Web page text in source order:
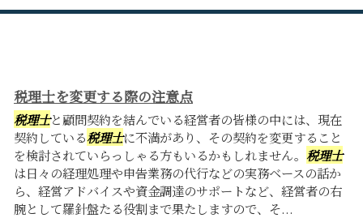
税理士を変更する際の注意点
税理士と顧問契約を結んでいる経営者の皆様の中には、現在
契約している税理士に不満があり、その契約を変更すること
を検討されていらっしゃる方もいるかもしれません。 税理士
は日々の経理処理や申告業務の代行などの実務ベースの話か
ら、経営アドバイスや資金調達のサポートなど、経営者の右
腕として羅針盤たる役割まで果たしますので、そ...